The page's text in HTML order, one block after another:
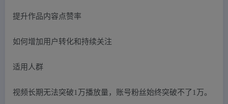
提升作品内容点赞率
如何增加用户转化和持续关注
适用人群
视频长期无法突破1万播放量，账号粉丝始终突破不了1万。